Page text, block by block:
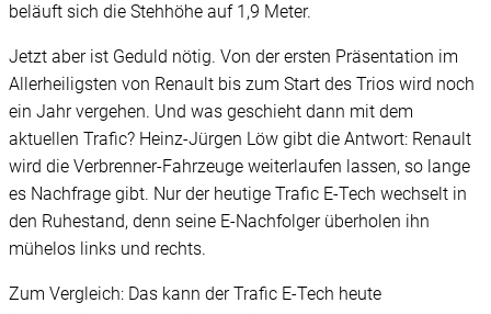
beläuft sich die Stehhöhe auf 1,9 Meter.
Jetzt aber ist Geduld nötig. Von der ersten Präsentation im
Allerheiligsten von Renault bis zum Start des Trios wird noch
ein Jahr vergehen. Und was geschieht dann mit dem
aktuellen Trafic? Heinz-Jürgen Löw gibt die Antwort: Renault
wird die Verbrenner-Fahrzeuge weiterlaufen lassen, so lange
es Nachfrage gibt. Nur der heutige Trafic E-Tech wechselt in
den Ruhestand, denn seine E-Nachfolger überholen ihn
mühelos links und rechts.
Zum Vergleich: Das kann der Trafic E-Tech heute